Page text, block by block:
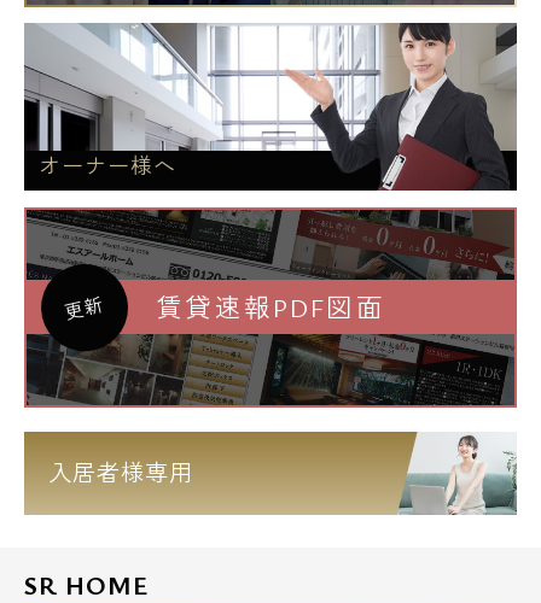
オーナー様へ
更新 賃貸速報PDF図面
入居者様専用
SR HOME